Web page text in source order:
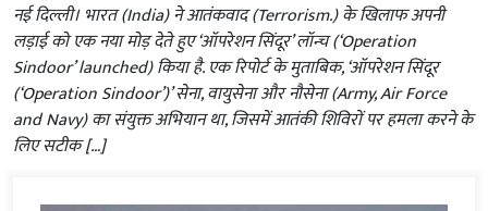
नई दिल्ली। भारत (India) ने आतंकवाद (Terrorism.) के खिलाफ अपनी
लड़ाई को एक नया मोड़ देते हुए ‘ऑपरेशन सिंदूर’ लॉन्च (‘Operation
Sindoor’ launched) किया है. एक रिपोर्ट के मुताबिक, ‘ऑपरेशन सिंदूर
(‘Operation Sindoor’)’ सेना, वायुसेना और नौसेना (Army, Air Force
and Navy) का संयुक्त अभियान था, जिसमें आतंकी शिविरों पर हमला करने के
लिए सटीक […]